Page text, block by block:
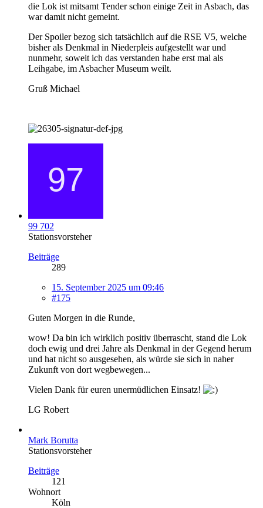
die Lok ist mitsamt Tender schon einige Zeit in Asbach, das
war damit nicht gemeint.
Der Spoiler bezog sich tatsächlich auf die RSE V5, welche
bisher als Denkmal in Niederpleis aufgestellt war und
nunmehr, soweit ich das verstanden habe erst mal als
Leihgabe, im Asbacher Museum weilt.
Gruß Michael
99 702
Stationsvorsteher
Beiträge
289
15. September 2025 um 09:46
#175
Guten Morgen in die Runde,
wow! Da bin ich wirklich positiv überrascht, stand die Lok
doch ewig und drei Jahre als Denkmal in der Gegend herum
und hat nicht so ausgesehen, als würde sie sich in naher
Zukunft von dort wegbewegen...
Vielen Dank für euren unermüdlichen Einsatz!
LG Robert
Mark Borutta
Stationsvorsteher
Beiträge
121
Wohnort
Köln